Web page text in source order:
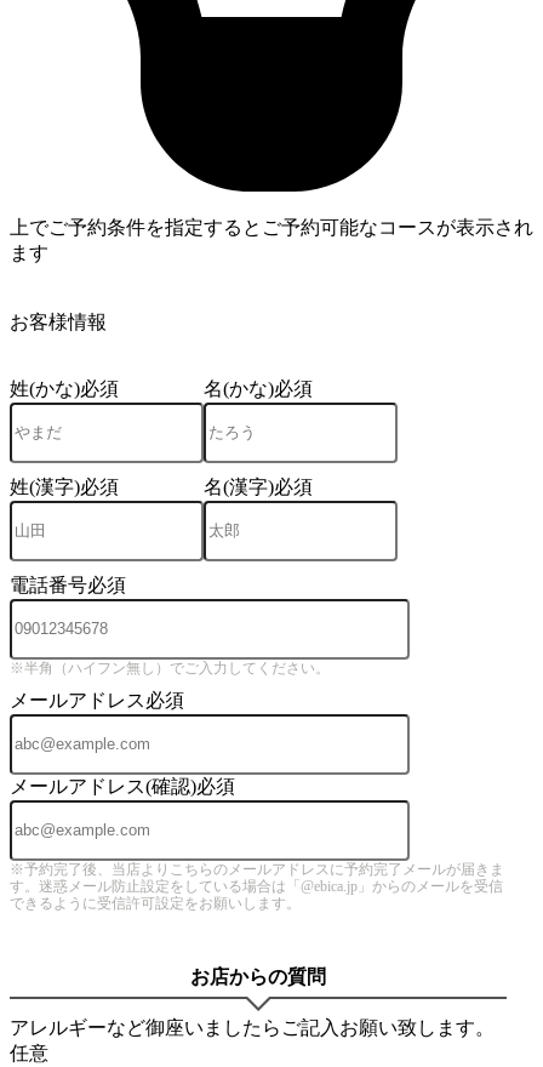
上でご予約条件を指定するとご予約可能なコースが表示され
ます
お客様情報
姓(かな)必須 名(かな)必須
姓(漢字)必須 名(漢字)必須
電話番号必須
※半角（ハイフン無し）でご入力してください。
メールアドレス必須
メールアドレス(確認)必須
※予約完了後、当店よりこちらのメールアドレスに予約完了メールが届きま
す。迷惑メール防止設定をしている場合は「@ebica.jp」からのメールを受信
できるように受信許可設定をお願いします。
お店からの質問
アレルギーなど御座いましたらご記入お願い致します。
任意